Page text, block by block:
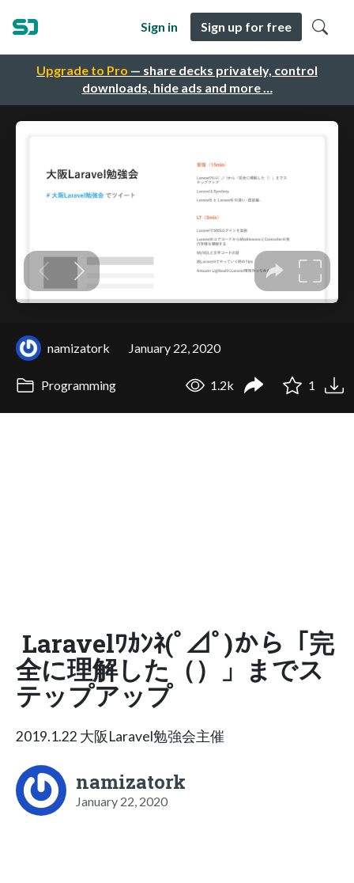
Upgrade to Pro — share decks privately, control
downloads, hide ads and more …
Sign in Sign up for free
namizatork January 22, 2020
Programming 1.2k 1
Laravelﾜｶﾝﾈ(ﾟ⊿ﾟ)から「完
全に理解した（）」までス
テップアップ
2019.1.22 大阪Laravel勉強会主催
namizatork
January 22, 2020